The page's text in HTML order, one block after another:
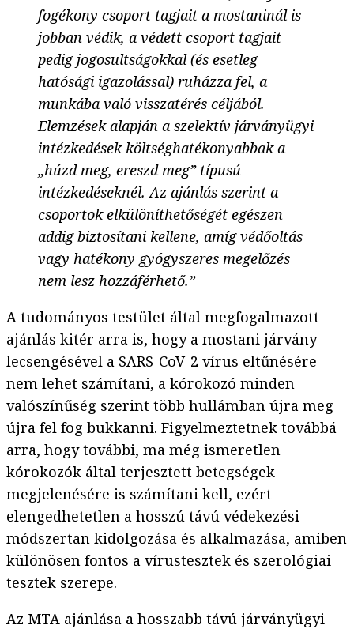
fogékony csoport tagjait a mostaninál is
jobban védik, a védett csoport tagjait
pedig jogosultságokkal (és esetleg
hatósági igazolással) ruházza fel, a
munkába való visszatérés céljából.
Elemzések alapján a szelektív járványügyi
intézkedések költséghatékonyabbak a
„húzd meg, ereszd meg” típusú
intézkedéseknél. Az ajánlás szerint a
csoportok elkülöníthetőségét egészen
addig biztosítani kellene, amíg védőoltás
vagy hatékony gyógyszeres megelőzés
nem lesz hozzáférhető.”
A tudományos testület által megfogalmazott
ajánlás kitér arra is, hogy a mostani járvány
lecsengésével a SARS-CoV-2 vírus eltűnésére
nem lehet számítani, a kórokozó minden
valószínűség szerint több hullámban újra meg
újra fel fog bukkanni. Figyelmeztetnek továbbá
arra, hogy további, ma még ismeretlen
kórokozók által terjesztett betegségek
megjelenésére is számítani kell, ezért
elengedhetetlen a hosszú távú védekezési
módszertan kidolgozása és alkalmazása, amiben
különösen fontos a vírustesztek és szerológiai
tesztek szerepe.
Az MTA ajánlása a hosszabb távú járványügyi